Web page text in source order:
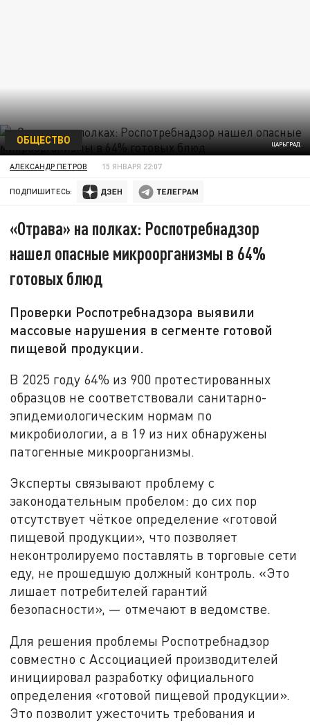
ЦАРЬГРАД
ОБЩЕСТВО
АЛЕКСАНДР ПЕТРОВ 15 ЯНВАРЯ 22:07
ПОДПИШИТЕСЬ:
«Отрава» на полках: Роспотребнадзор
нашел опасные микроорганизмы в 64%
готовых блюд
Проверки Роспотребнадзора выявили
массовые нарушения в сегменте готовой
пищевой продукции.
В 2025 году 64% из 900 протестированных
образцов не соответствовали санитарно-
эпидемиологическим нормам по
микробиологии, а в 19 из них обнаружены
патогенные микроорганизмы.
Эксперты связывают проблему с
законодательным пробелом: до сих пор
отсутствует чёткое определение «готовой
пищевой продукции», что позволяет
неконтролируемо поставлять в торговые сети
еду, не прошедшую должный контроль. «Это
лишает потребителей гарантий
безопасности», — отмечают в ведомстве.
Для решения проблемы Роспотребнадзор
совместно с Ассоциацией производителей
инициировал разработку официального
определения «готовой пищевой продукции».
Это позволит ужесточить требования и